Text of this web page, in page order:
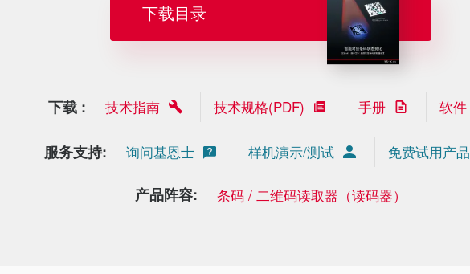
下载目录
下载 : 技术指南 技术规格(PDF) 手册 软件
服务支持: 询问基恩士 样机演示/测试 免费试用产品
产品阵容: 条码 / 二维码读取器（读码器）